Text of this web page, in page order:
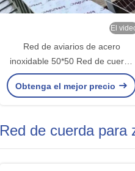
El
Red de aviarios de acero
inoxidable 50*50 Red de cuerda
de aviarios
Obtenga el mejor precio
Red de cuerda para